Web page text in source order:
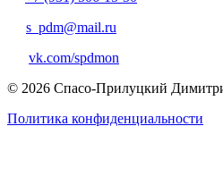
s_pdm@mail.ru
vk.com/spdmon
© 2026 Спасо-Прилуцкий
Политика конфиденциальности